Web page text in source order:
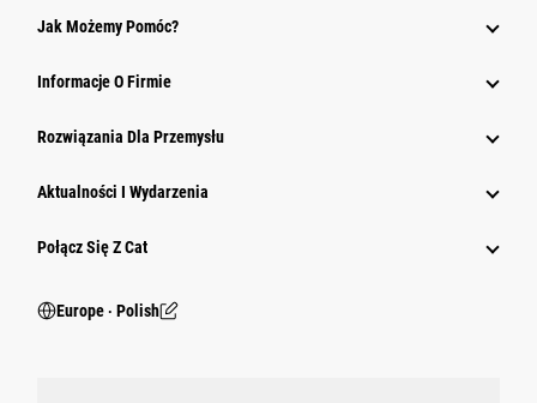
Jak Możemy Pomóc?
Informacje O Firmie
Rozwiązania Dla Przemysłu
Aktualności I Wydarzenia
Połącz Się Z Cat
Europe ‧ Polish